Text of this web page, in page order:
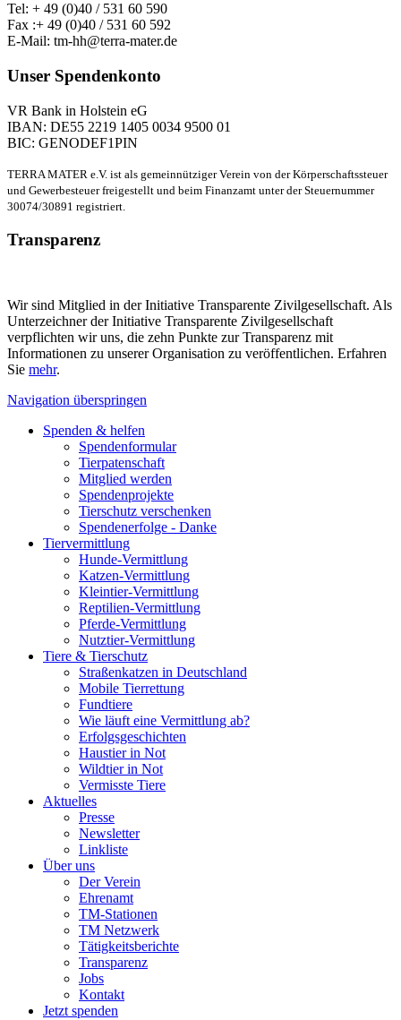
Tel: + 49 (0)40 / 531 60 590
Fax :+ 49 (0)40 / 531 60 592
E-Mail: tm-hh@terra-mater.de
Unser Spendenkonto
VR Bank in Holstein eG
IBAN: DE55 2219 1405 0034 9500 01
BIC: GENODEF1PIN
TERRA MATER e.V. ist als gemeinnütziger Verein von der Körperschaftssteuer
und Gewerbesteuer freigestellt und beim Finanzamt unter der Steuernummer
30074/30891 registriert.
Transparenz
Wir sind Mitglied in der Initiative Transparente Zivilgesellschaft. Als
Unterzeichner der Initiative Transparente Zivilgesellschaft
verpflichten wir uns, die zehn Punkte zur Transparenz mit
Informationen zu unserer Organisation zu veröffentlichen. Erfahren
Sie mehr.
Navigation überspringen
Spenden & helfen
Spendenformular
Tierpatenschaft
Mitglied werden
Spendenprojekte
Tierschutz verschenken
Spendenerfolge - Danke
Tiervermittlung
Hunde-Vermittlung
Katzen-Vermittlung
Kleintier-Vermittlung
Reptilien-Vermittlung
Pferde-Vermittlung
Nutztier-Vermittlung
Tiere & Tierschutz
Straßenkatzen in Deutschland
Mobile Tierrettung
Fundtiere
Wie läuft eine Vermittlung ab?
Erfolgsgeschichten
Haustier in Not
Wildtier in Not
Vermisste Tiere
Aktuelles
Presse
Newsletter
Linkliste
Über uns
Der Verein
Ehrenamt
TM-Stationen
TM Netzwerk
Tätigkeitsberichte
Transparenz
Jobs
Kontakt
Jetzt spenden